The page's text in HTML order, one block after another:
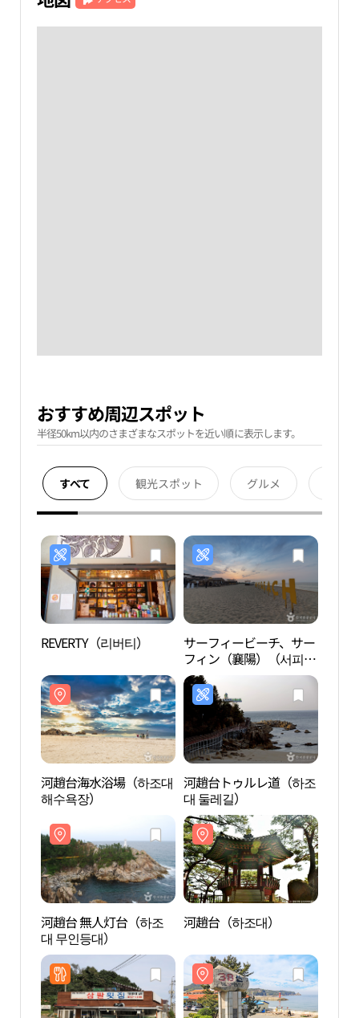
おすすめ周辺スポット
半径50km以内のさまざまなスポットを近い順に表示します。
すべて 観光スポット グルメ
REVERTY（리버티）
サーフィービーチ、サー
フィン（襄陽）（서피비
치, 서핑（양양））
河趙台海水浴場（하조대
해수욕장）
河趙台トゥルレ道（하조
대 둘레길）
河趙台 無人灯台（하조
대 무인등대）
河趙台（하조대）